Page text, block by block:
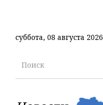
содержанию
суббота, 08 августа 2026
Поиск